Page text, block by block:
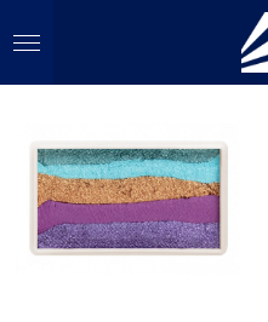
direct
naar
hoofdinhoud